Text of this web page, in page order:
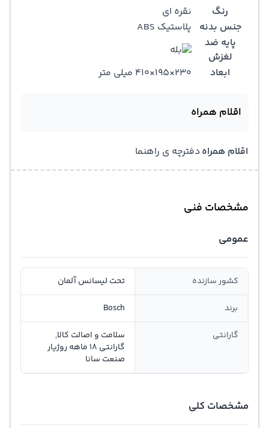
رنگ
نقره ای
جنس بدنه پلاستیک ABS
پایه ضد
لغزش
ابعاد
230×195×410 میلی متر
اقلام همراه
اقلام همراهدفترچه ی راهنما
مشخصات فنی
عمومی
کشور سازنده تحت لیسانس آلمان
برند Bosch
گارانتی
سلامت و اصالت کالا,
گارانتی 18 ماهه روژیار
صنعت سانا
مشخصات کلی